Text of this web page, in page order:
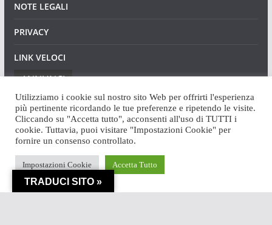
NOTE LEGALI
PRIVACY
LINK VELOCI
ANNUNCI
Copyright © 2026 Angaweb. Tutti i diritti riservati.
Tema:ColorMagdi ThemeGrill. Powered by
Utilizziamo i cookie sul nostro sito Web per offrirti l'esperienza
più pertinente ricordando le tue preferenze e ripetendo le visite.
Cliccando su "Accetta tutto", acconsenti all'uso di TUTTI i
cookie. Tuttavia, puoi visitare "Impostazioni Cookie" per
fornire un consenso controllato.
Impostazioni Cookie Accetta Tutto
TRADUCI SITO »